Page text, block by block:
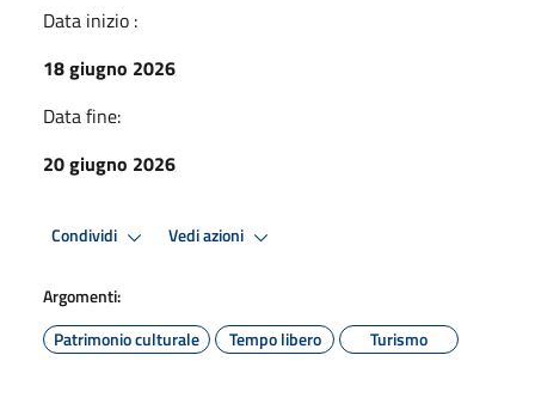
Data inizio :
18 giugno 2026
Data fine:
20 giugno 2026
Condividi Vedi azioni
Argomenti:
Patrimonio culturale
Tempo libero Turismo